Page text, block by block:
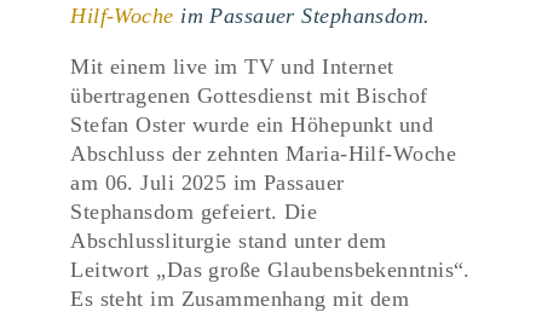
Hilf-Woche im Passauer Stephansdom.
Mit einem live im TV und Internet
übertragenen Gottesdienst mit Bischof
Stefan Oster wurde ein Höhepunkt und
Abschluss der zehnten Maria-Hilf-Woche
am 06. Juli 2025 im Passauer
Stephansdom gefeiert. Die
Abschlussliturgie stand unter dem
Leitwort „Das große Glaubensbekenntnis“.
Es steht im Zusammenhang mit dem